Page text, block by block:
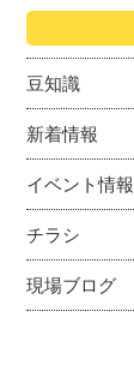
豆知識
新着情報
イベント情報
チラシ
現場ブログ